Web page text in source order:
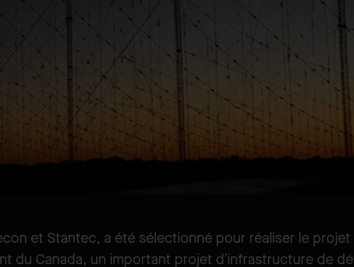
et Stantec, a été sélectionné pour réaliser le
du Canada, un important projet d’infrastructure de